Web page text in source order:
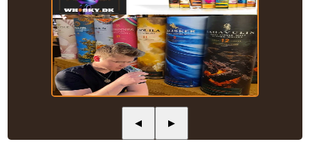
◀ ▶